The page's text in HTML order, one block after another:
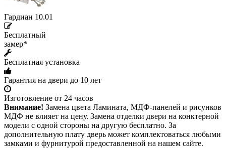
Гардиан 10.01
Бесплатный
замер*
Бесплатная установка
Гарантия на двери до 10 лет
Изготовление от 24 часов
Внимание! Замена цвета Ламината, МДФ-панелей и рисунков
МДФ не влияет на цену. Замена отделки двери на конктерной
модели с одной стороны на другую бесплатно. За
дополнительную плату дверь может комплектоваться любыми
замками и фурнитурой предоставленной на нашем сайте.